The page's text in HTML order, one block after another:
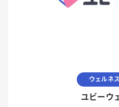
ウェルネ
ユビーウ